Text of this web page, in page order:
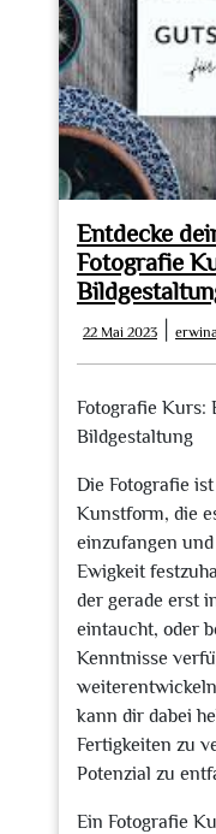
Entdecke
Fotografie
22 Mai 2023
Mai
2023
Fotografie Kurs:
Bildgestaltung
Die Fotografie
Kunstform, die
einzufangen
Ewigkeit
der gerade erst
eintaucht, oder
Kenntnisse
kann dir dabei
Fertigkeiten zu
Potenzial zu
Ein Fotografie